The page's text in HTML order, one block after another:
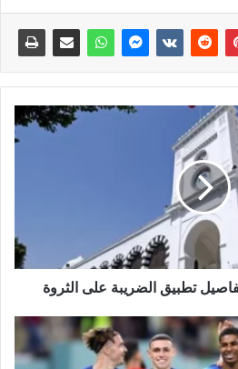
تطبيق الضريبة على الثروة